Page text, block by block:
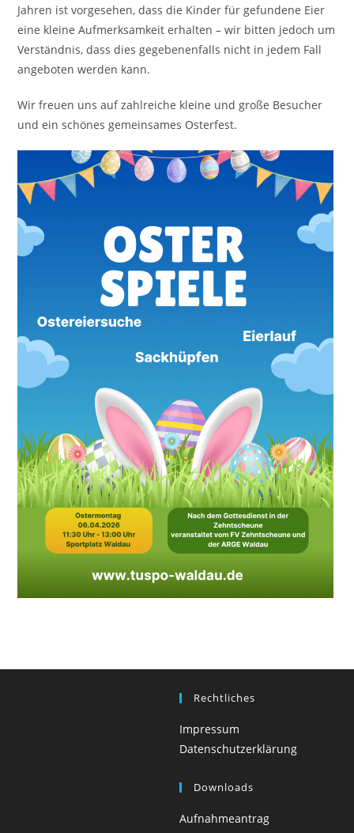
Jahren ist vorgesehen, dass die Kinder für gefundene Eier
eine kleine Aufmerksamkeit erhalten – wir bitten jedoch um
Verständnis, dass dies gegebenenfalls nicht in jedem Fall
angeboten werden kann.
Wir freuen uns auf zahlreiche kleine und große Besucher
und ein schönes gemeinsames Osterfest.
Rechtliches
Impressum
Datenschutzerklärung
Downloads
Aufnahmeantrag